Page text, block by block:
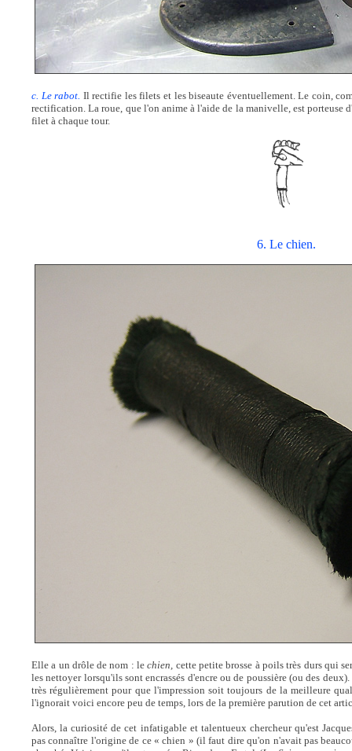
c. Le rabot. Il rectifie les filets et les biseaute éventuellement. Le coin,
rectification. La roue, que l'on anime à l'aide de la manivelle, est porteuse
filet à chaque tour.
6. Le chien.
Elle a un drôle de nom : lechien, cette petite brosse à poils très durs qui
les nettoyer lorsqu'ils sont encrassés d'encre ou de poussière (ou des
très régulièrement pour que l'impression soit toujours de la meilleure
l'ignorait voici encore peu de temps, lors de la première parution de cet
Alors, la curiosité de cet infatigable et talentueux chercheur qu'est
pas connaître l'origine de ce « chien » (il faut dire qu'on n'avait pas